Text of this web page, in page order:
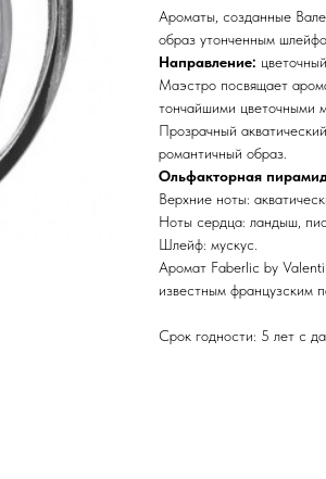
Ароматы, созданные
образ утонченным
Направление:
Маэстро посвящает
тончайшими цветочными
Прозрачный
романтичный образ.
Ольфакторная
Верхние ноты:
Ноты сердца: ландыш,
Шлейф: мускус.
Аромат Faberlic by
известным французским
Срок годности: 5 лет с